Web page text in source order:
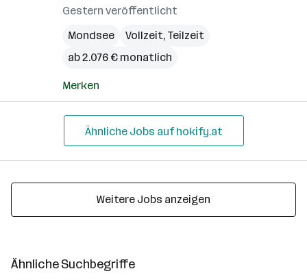
Gestern veröffentlicht
Mondsee
Vollzeit, Teilzeit
ab 2.076 € monatlich
Merken
Ähnliche Jobs auf hokify.at
Weitere Jobs anzeigen
Ähnliche Suchbegriffe